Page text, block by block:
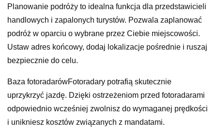
Planowanie podróży to idealna funkcja dla przedstawicieli
handlowych i zapalonych turystów. Pozwala zaplanować
podróż w oparciu o wybrane przez Ciebie miejscowości.
Ustaw adres końcowy, dodaj lokalizacje pośrednie i ruszaj
bezpiecznie do celu.
Baza fotoradarówFotoradary potrafią skutecznie
uprzykrzyć jazdę. Dzięki ostrzeżeniom przed fotoradarami
odpowiednio wcześniej zwolnisz do wymaganej prędkości
i unikniesz kosztów związanych z mandatami.